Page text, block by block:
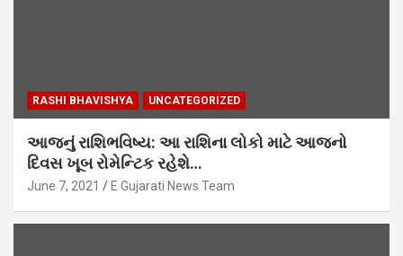
RASHI BHAVISHYA UNCATEGORIZED
આજનું રાશિભવિષ્ય: આ રાશિના લોકો માટે આજનો
દિવસ ખૂબ રોમેન્ટિક રહેશે…
June 7, 2021 E Gujarati News Team